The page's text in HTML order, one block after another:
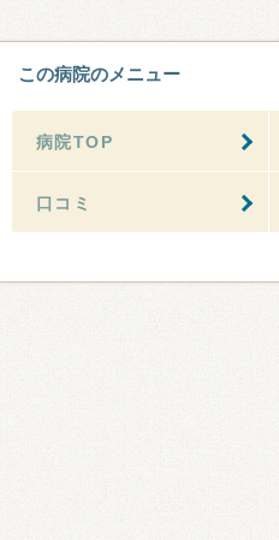
この病院のメニュー
病院TOP
口コミ